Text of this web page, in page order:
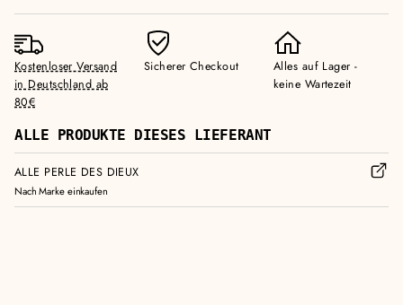
Kostenloser Versand
in Deutschland ab
80€
Sicherer Checkout
Alles auf Lager -
keine Wartezeit
ALLE PRODUKTE DIESES LIEFERANT
ALLE PERLE DES DIEUX
Nach Marke einkaufen